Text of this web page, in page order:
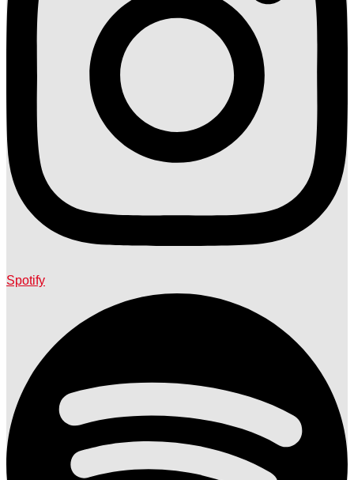
Spotify